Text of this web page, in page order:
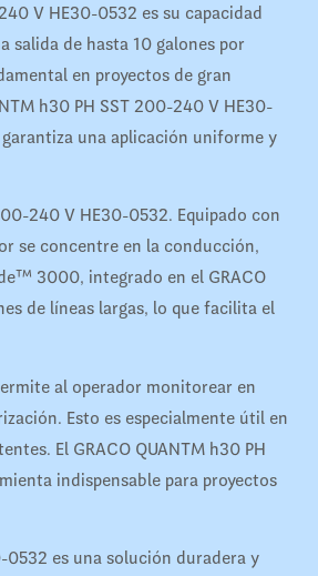
V HE30-0532 es su capacidad
salida de hasta 10 galones por
en proyectos de gran
h30 PH SST 200-240 V HE30-
una aplicación uniforme y
240 V HE30-0532. Equipado con
se concentre en la conducción,
3000, integrado en el GRACO
de líneas largas, lo que facilita el
al operador monitorear en
Esto es especialmente útil en
El GRACO QUANTM h30 PH
indispensable para proyectos
0532 es una solución duradera y